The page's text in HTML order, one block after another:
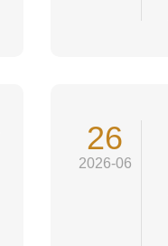
26
2026-06